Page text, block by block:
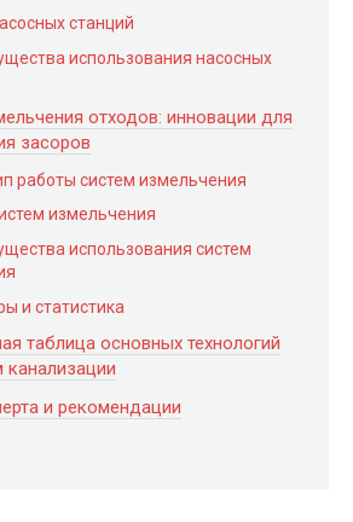
станций
использования насосных
отходов: инновации для
засоров
работы систем измельчения
измельчения
использования систем
и статистика
таблица основных технологий
канализации
и рекомендации